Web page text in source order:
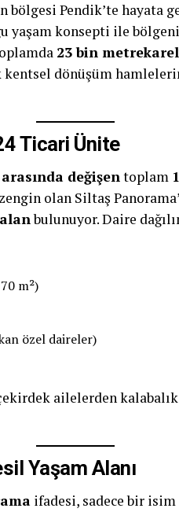
bölgesi Pendik’te hayata
yaşam konsepti ile
23 bin
kentsel dönüşüm
Ticari Ünite
değişentoplam
olan Siltaş
bulunuyor. Daire
m²)
özel daireler)
ailelerden
Yaşam Alanı
ifadesi, sadece bir